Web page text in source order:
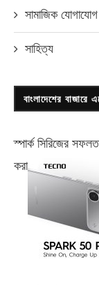
সামাজিক যোগাযোগ
সাহিত্য
বাংলাদেশের
স্পার্ক সিরিজের
করা